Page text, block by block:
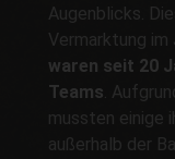
Augenblicks.
Vermarktung im
waren seit 20
Teams.
mussten einige
außerhalb der